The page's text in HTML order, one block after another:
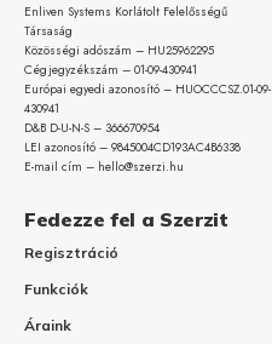
Enliven Systems Korlátolt Felelősségű
Társaság
Közösségi adószám – HU25962295
Cégjegyzékszám – 01-09-430941
Európai egyedi azonosító – HUOCCCSZ.01-09-
430941
D&B D-U-N-S – 366670954
LEI azonosító – 9845004CD193AC4B6338
E-mail cím – hello@szerzi.hu
Fedezze fel a Szerzit
Regisztráció
Funkciók
Áraink